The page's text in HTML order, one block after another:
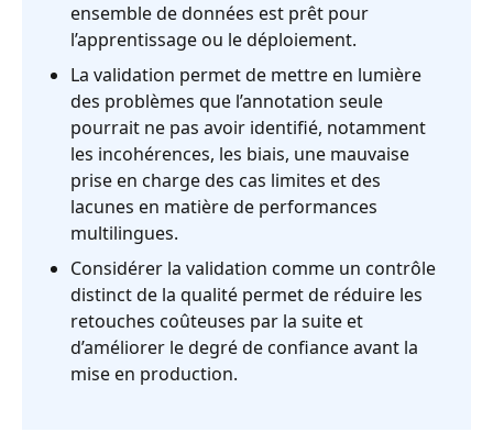
ensemble de données est prêt pour
l’apprentissage ou le déploiement.
La validation permet de mettre en lumière
des problèmes que l’annotation seule
pourrait ne pas avoir identifié, notamment
les incohérences, les biais, une mauvaise
prise en charge des cas limites et des
lacunes en matière de performances
multilingues.
Considérer la validation comme un contrôle
distinct de la qualité permet de réduire les
retouches coûteuses par la suite et
d’améliorer le degré de confiance avant la
mise en production.